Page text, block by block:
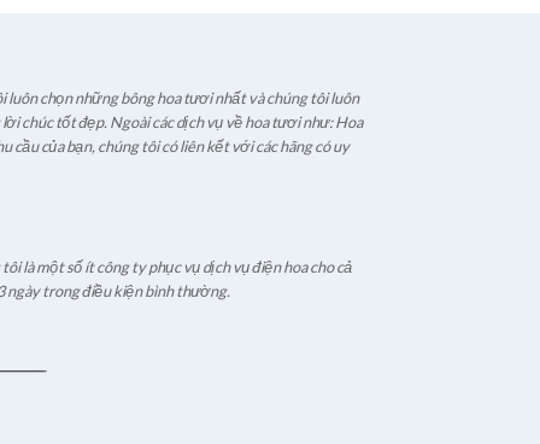
chọn những bông hoa tươi nhất và chúng tôi luôn
chúc tốt đẹp. Ngoài các dịch vụ về hoa tươi như: Hoa
cầu của bạn, chúng tôi có liên kết với các hãng có uy
là một số ít công ty phục vụ dịch vụ điện hoa cho cả
ngày trong điều kiện bình thường.